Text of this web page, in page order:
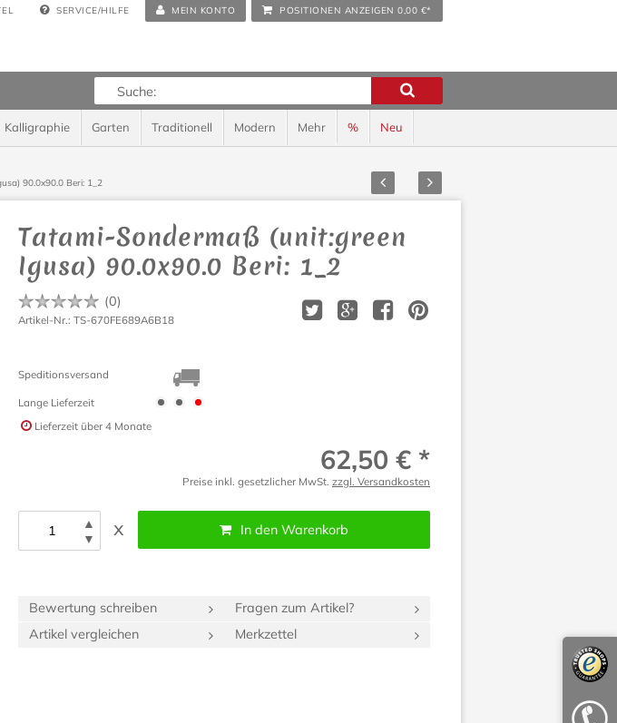
SERVICE/HILFE MEIN KONTO POSITIONEN ANZEIGEN 0,00 €*
Kalligraphie Garten Traditionell Modern Mehr % Neu
90.0x90.0 Beri: 1_2 Zurück Vor
Tatami-Sondermaß (unit:green
Igusa) 90.0x90.0 Beri: 1_2
(0)
Artikel-Nr.: TS-670FE689A6B18
Speditionsversand
Lange Lieferzeit
Lieferzeit über 4 Monate
62,50 € *
Preise inkl. gesetzlicher MwSt. zzgl. Versandkosten
▲
▼
x In den Warenkorb
Bewertung schreiben
Fragen zum Artikel?
Artikel vergleichen
Merkzettel